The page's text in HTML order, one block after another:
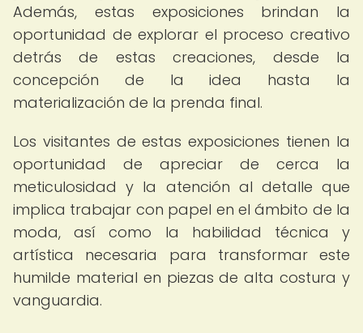
Además, estas exposiciones brindan la
oportunidad de explorar el proceso creativo
detrás de estas creaciones, desde la
concepción de la idea hasta la
materialización de la prenda final.
Los visitantes de estas exposiciones tienen la
oportunidad de apreciar de cerca la
meticulosidad y la atención al detalle que
implica trabajar con papel en el ámbito de la
moda, así como la habilidad técnica y
artística necesaria para transformar este
humilde material en piezas de alta costura y
vanguardia.